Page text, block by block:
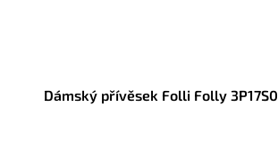
Dámský přívěsek Folli Folly